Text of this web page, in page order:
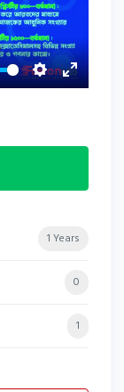
Settings
Enter
1 Years
0
1